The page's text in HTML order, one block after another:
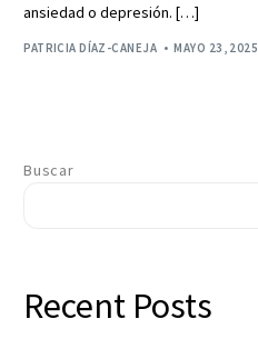
ansiedad o depresión. […]
PATRICIA DÍAZ-CANEJA MAYO 23, 2025
Buscar
Recent Posts